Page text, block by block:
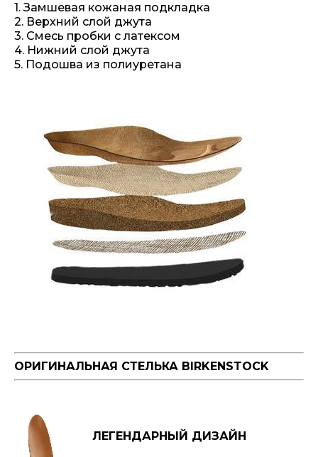
1. Замшевая кожаная подкладка
2. Верхний слой джута
3. Смесь пробки с латексом
4. Нижний слой джута
5. Подошва из полиуретана
ОРИГИНАЛЬНАЯ СТЕЛЬКА BIRKENSTOCK
ЛЕГЕНДАРНЫЙ ДИЗАЙН